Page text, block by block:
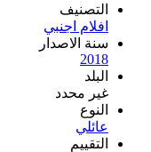
التصنيف
افلام اجنبي
سنة الاصدار
2018
البلد
غير محدد
النوع
عائلي
التقييم